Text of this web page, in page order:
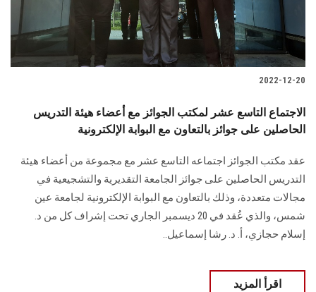
هيئة التدريس
الزائـرون
سجل الان
2022-12-20
الاجتماع التاسع عشر لمكتب الجوائز مع أعضاء هيئة التدريس
الحاصلين على جوائز بالتعاون مع البوابة الإلكترونية
عقد مكتب الجوائز اجتماعه التاسع عشر مع مجموعة من أعضاء هيئة
التدريس الحاصلين على جوائز الجامعة التقديرية والتشجيعية في
مجالات متعددة، وذلك بالتعاون مع البوابة الإلكترونية لجامعة عين
شمس، والذي عُقد في 20 ديسمبر الجاري تحت إشراف كل من د.
إسلام حجازي، أ. د. رشا إسماعيل..
اقرأ المزيد